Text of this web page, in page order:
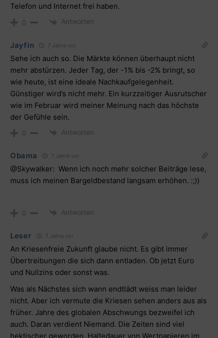
Telefon und Internet frei haben.
0 Antworten
Jayfin 7 Jahre vor
Sehe ich auch so. Die Märkte können überhaupt nicht
mehr abstürzen. Jeder Tag, der -1% bis -2% bringt, so
wie heute, ist eine ideale Nachkaufgelegenheit.
Günstiger wird’s nicht mehr. Ein kurzzeitiger Ausrutscher
wie im Februar wird meiner Meinung nach das höchste
der Gefühle sein.
0 Antworten
Obama 7 Jahre vor
@Skywalker: Wenn ich noch mehr solcher Beiträge lese,
muss ich meinen Bargeldbestand langsam erhöhen. :;))
0 Antworten
Leser 7 Jahre vor
An Kriesenfreie Zukunft glaube nicht. Es gibt immer
Übertreibungen die sich dann entladen. Ob jetzt Euro
und Nullzins oder sonst was.
Was als Nächstes sich wann endtlädt weiss man leider
nicht. Aber ich vermute die Kriesen sehen anders aus als
früher. Jahre des globalen Abschwungs bezweifel ich
auch. Daran verdient Niemand. Die Zeiten sind viel
hektischer geworden. Haltedauer von Wertpapieren im